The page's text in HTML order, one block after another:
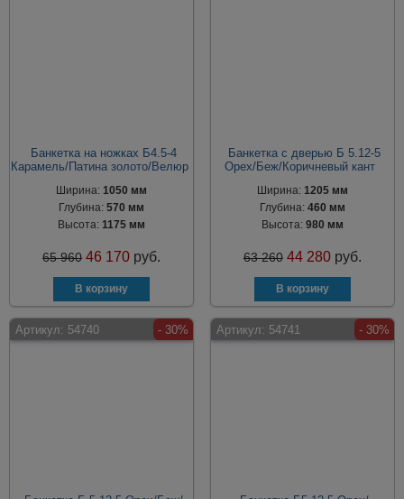
Банкетка на ножках Б4.5-4
Карамель/Патина золото/Велюр
Ширина:1050 мм
Глубина:570 мм
Высота:1175 мм
65 960 46 170 руб.
Банкетка с дверью Б 5.12-5
Орех/Беж/Коричневый кант
Ширина: 1205 мм
Глубина: 460 мм
Высота: 980 мм
63 260 44 280 руб.
Артикул: 54740 - 30% Артикул: 54741 - 30%